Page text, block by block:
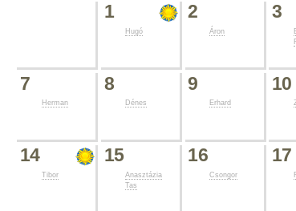
1
Hugó
2
Áron
3
7
Herman
8
Dénes
9
Erhard
10
14
Tibor
15
Anasztázia
Tas
16
Csongor
17